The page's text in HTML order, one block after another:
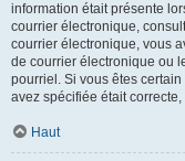
information était présente
courrier électronique,
courrier électronique, vous
de courrier électronique ou
pourriel. Si vous êtes
avez spécifiée était
Haut